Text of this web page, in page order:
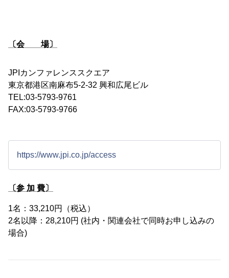
〔会 場〕
JPIカンファレンススクエア
東京都港区南麻布5-2-32 興和広尾ビル
TEL:03-5793-9761
FAX:03-5793-9766
https://www.jpi.co.jp/access
〔参 加 費〕
1名：33,210円（税込）
2名以降：28,210円 (社内・関連会社で同時お申し込みの
場合)